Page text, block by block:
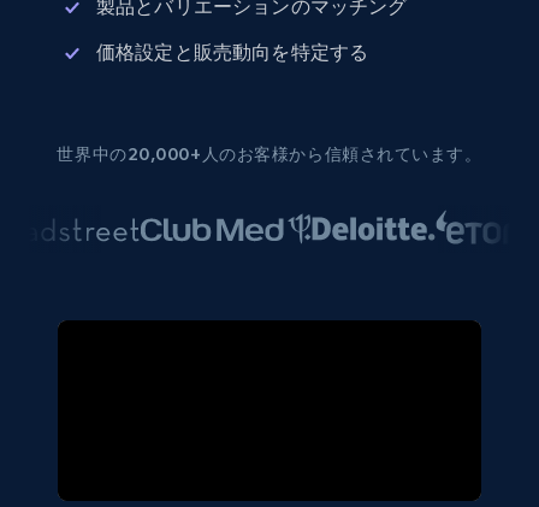
製品とバリエーションのマッチング
価格設定と販売動向を特定する
世界中の20,000+人のお客様から信頼されています。